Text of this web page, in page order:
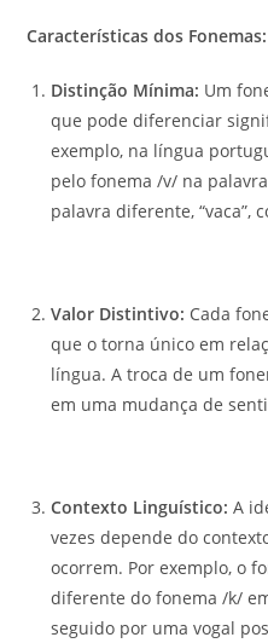
Características dos Fonemas:
Distinção Mínima: Um
que pode diferenciar
exemplo, na língua
pelo fonema /v/ na
palavra diferente, “vaca”,
Valor Distintivo: Cada
que o torna único em
língua. A troca de um
em uma mudança de
Contexto Linguístico: A
vezes depende do
ocorrem. Por exemplo, o
diferente do fonema /k/
seguido por uma vogal